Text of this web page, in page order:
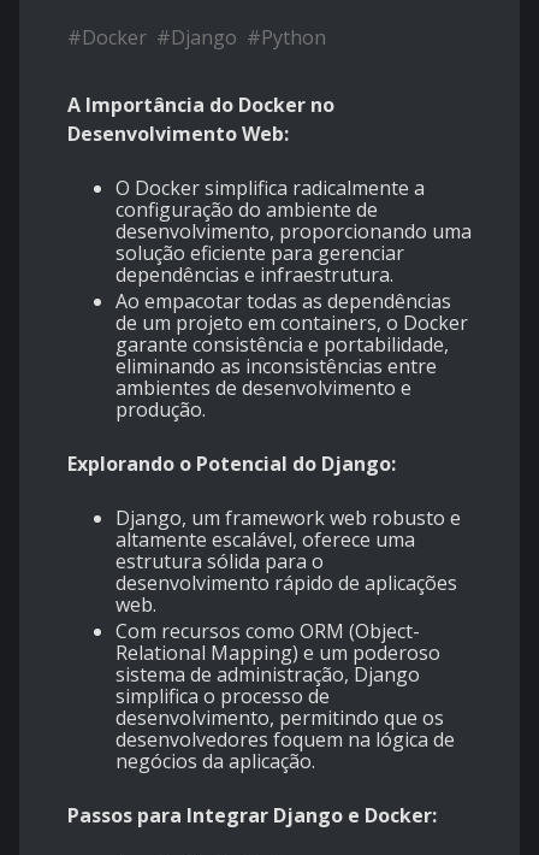
#Docker #Django #Python
A Importância do Docker no
Desenvolvimento Web:
O Docker simplifica radicalmente a
configuração do ambiente de
desenvolvimento, proporcionando uma
solução eficiente para gerenciar
dependências e infraestrutura.
Ao empacotar todas as dependências
de um projeto em containers, o Docker
garante consistência e portabilidade,
eliminando as inconsistências entre
ambientes de desenvolvimento e
produção.
Explorando o Potencial do Django:
Django, um framework web robusto e
altamente escalável, oferece uma
estrutura sólida para o
desenvolvimento rápido de aplicações
web.
Com recursos como ORM (Object-
Relational Mapping) e um poderoso
sistema de administração, Django
simplifica o processo de
desenvolvimento, permitindo que os
desenvolvedores foquem na lógica de
negócios da aplicação.
Passos para Integrar Django e Docker: